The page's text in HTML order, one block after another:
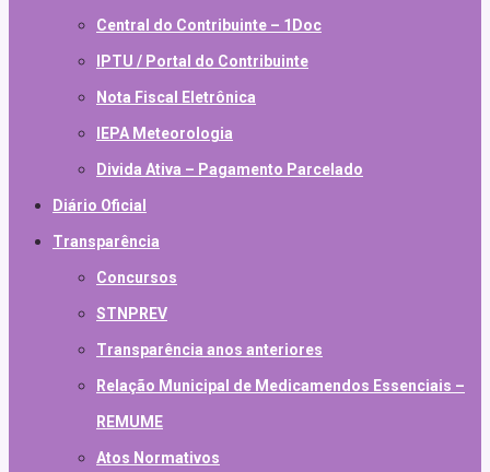
Central do Contribuinte – 1Doc
IPTU / Portal do Contribuinte
Nota Fiscal Eletrônica
IEPA Meteorologia
Divida Ativa – Pagamento Parcelado
Diário Oficial
Transparência
Concursos
STNPREV
Transparência anos anteriores
Relação Municipal de Medicamendos Essenciais –
REMUME
Atos Normativos